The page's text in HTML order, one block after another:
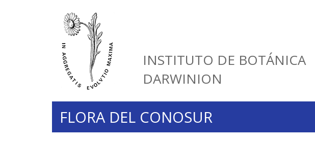
INSTITUTO DE BOTÁNICA
DARWINION
FLORA DEL CONOSUR